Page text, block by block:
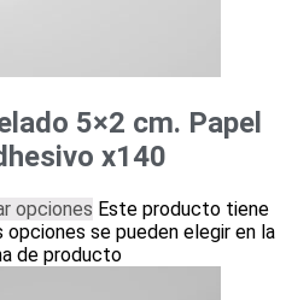
5×2 cm. Papel
x140
opciones Este producto tiene
se pueden elegir en la
de producto